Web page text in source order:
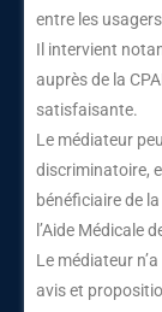
entre les
Il intervient
auprès de la
satisfaisante.
Le médiateur
discriminatoire,
bénéficiaire de
l’Aide Médicale
Le médiateur
avis et